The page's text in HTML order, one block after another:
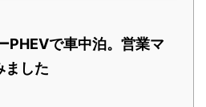
PHEVで車中泊。営業マ
ました